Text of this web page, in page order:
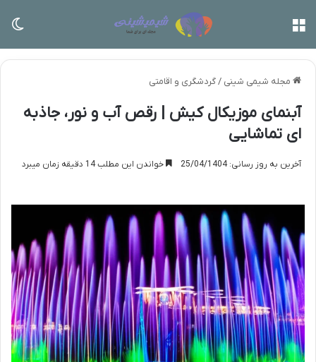
مجله شیمی شینی /گردشگری و اقامتی
آبنمای موزیکال کیش | رقص آب و نور، جاذبه
ای تماشایی
آخرین به روز رسانی: 25/04/1404 خواندن این مطلب 14 دقیقه زمان میبرد